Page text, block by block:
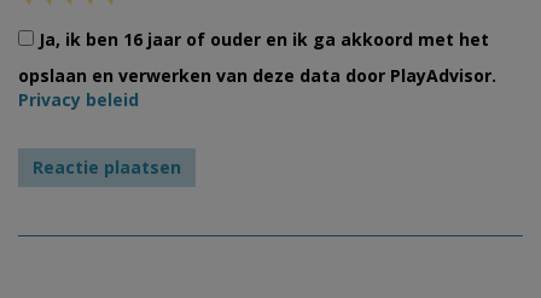
Ja, ik ben 16 jaar of ouder en ik ga akkoord met het
opslaan en verwerken van deze data door PlayAdvisor.
Privacy beleid